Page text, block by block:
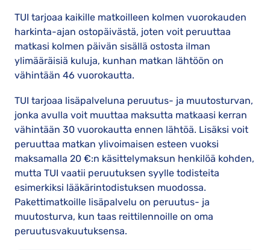
TUI tarjoaa kaikille matkoilleen kolmen vuorokauden
harkinta-ajan ostopäivästä, joten voit peruuttaa
matkasi kolmen päivän sisällä ostosta ilman
ylimääräisiä kuluja, kunhan matkan lähtöön on
vähintään 46 vuorokautta.
TUI tarjoaa lisäpalveluna peruutus- ja muutosturvan,
jonka avulla voit muuttaa maksutta matkaasi kerran
vähintään 30 vuorokautta ennen lähtöä. Lisäksi voit
peruuttaa matkan ylivoimaisen esteen vuoksi
maksamalla 20 €:n käsittelymaksun henkilöä kohden,
mutta TUI vaatii peruutuksen syylle todisteita
esimerkiksi lääkärintodistuksen muodossa.
Pakettimatkoille lisäpalvelu on peruutus- ja
muutosturva, kun taas reittilennoille on oma
peruutusvakuutuksensa.